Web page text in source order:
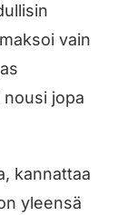
vain
jopa
kannattaa
yleensä